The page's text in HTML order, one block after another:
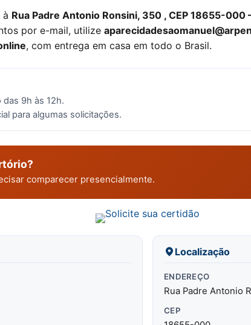
à Rua Padre Antonio Ronsini, 350 , CEP 18655-000
por e-mail, utilize
, com entrega em casa em todo o Brasil.
das 9h às 12h.
para algumas solicitações.
comparecer presencialmente.
Localização
ENDEREÇO
Rua Padre Antonio
CEP